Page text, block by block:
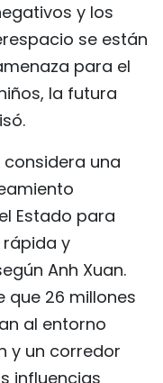
y los
se están
para el
la futura
una
Estado para
y
Anh Xuan.
que 26 millones
al entorno
y un corredor
influencias